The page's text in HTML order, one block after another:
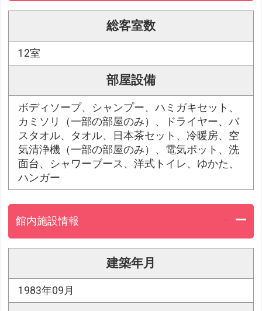
総客室数
12室
部屋設備
ボディソープ、シャンプー、ハミガキセット、
カミソリ（一部の部屋のみ）、ドライヤー、バ
スタオル、タオル、日本茶セット、冷暖房、空
気清浄機（一部の部屋のみ）、電気ポット、洗
面台、シャワーブース、洋式トイレ、ゆかた、
ハンガー
館内施設情報
建築年月
1983年09月